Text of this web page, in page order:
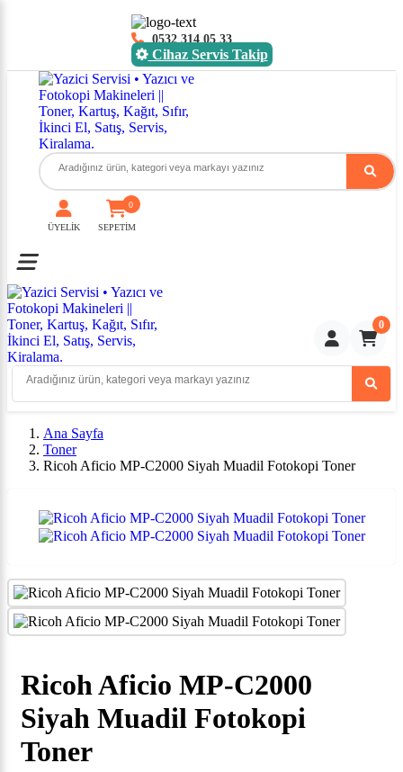
0532 314 05 33
Cihaz Servis Takip
ÜYELİK SEPETİM
0
Toggle mobile menu
0
Ana Sayfa
Toner
Ricoh Aficio MP-C2000 Siyah Muadil Fotokopi Toner
Ricoh Aficio MP-C2000
Siyah Muadil Fotokopi
Toner